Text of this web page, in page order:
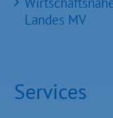
Landes MV
Services